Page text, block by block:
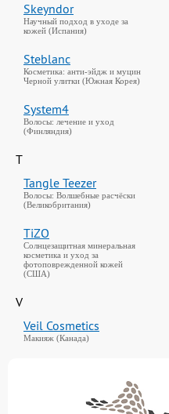
Skeyndor
Научный подход в уходе за
кожей (Испания)
Steblanc
Косметика: анти-эйдж и муцин
Черной улитки (Южная Корея)
System4
Волосы: лечение и уход
(Финляндия)
T
Tangle Teezer
Волосы: Волшебные расчёски
(Великобритания)
TiZO
Солнцезащитная минеральная
косметика и уход за
фотоповрежденной кожей
(США)
V
Veil Cosmetics
Макияж (Канада)